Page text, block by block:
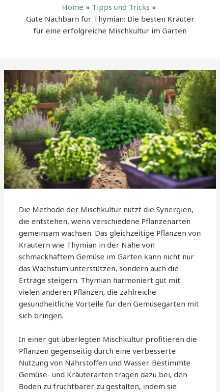
Home
Tipps und Tricks
Gute Nachbarn für Thymian: Die besten Kräuter
für eine erfolgreiche Mischkultur im Garten
Die Methode der Mischkultur nutzt die Synergien,
die entstehen, wenn verschiedene Pflanzenarten
gemeinsam wachsen. Das gleichzeitige Pflanzen von
Kräutern wie Thymian in der Nähe von
schmackhaftem Gemüse im Garten kann nicht nur
das Wachstum unterstützen, sondern auch die
Erträge steigern. Thymian harmoniert gut mit
vielen anderen Pflanzen, die zahlreiche
gesundheitliche Vorteile für den Gemüsegarten mit
sich bringen.
In einer gut überlegten Mischkultur profitieren die
Pflanzen gegenseitig durch eine verbesserte
Nutzung von Nährstoffen und Wasser. Bestimmte
Gemüse- und Kräuterarten tragen dazu bei, den
Boden zu fruchtbarer zu gestalten, indem sie